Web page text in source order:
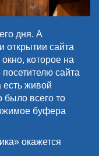
дня. А
открытии сайта
которое на
сайта
есть живой
было всего то
буфера
окажется